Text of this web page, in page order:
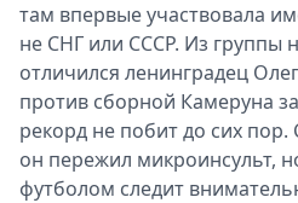
там впервые участвовала
не СНГ или СССР. Из группы
отличился ленинградец
против сборной Камеруна
рекорд не побит до сих пор.
он пережил микроинсульт,
футболом следит